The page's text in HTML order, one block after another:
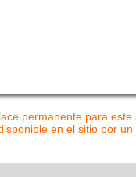
permanente para
en el sitio por